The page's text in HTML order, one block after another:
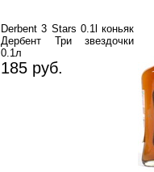
Derbent 3 Stars 0.1l коньяк
Дербент Три звездочки
0.1л
185 руб.